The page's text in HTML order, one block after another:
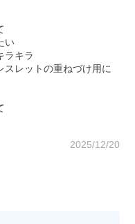
い
ラキラ
スレットの重ねづけ用に
2025/12/20